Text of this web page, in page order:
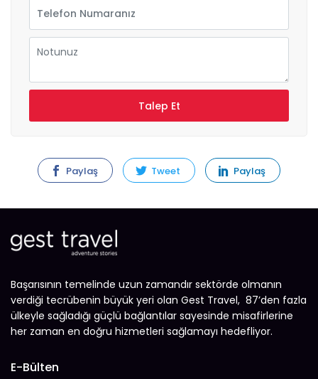
Paylaş Tweet Paylaş
Başarısının temelinde uzun zamandır sektörde olmanın
verdiği tecrübenin büyük yeri olan Gest Travel, 87’den fazla
ülkeyle sağladığı güçlü bağlantılar sayesinde misafirlerine
her zaman en doğru hizmetleri sağlamayı hedefliyor.
E-Bülten